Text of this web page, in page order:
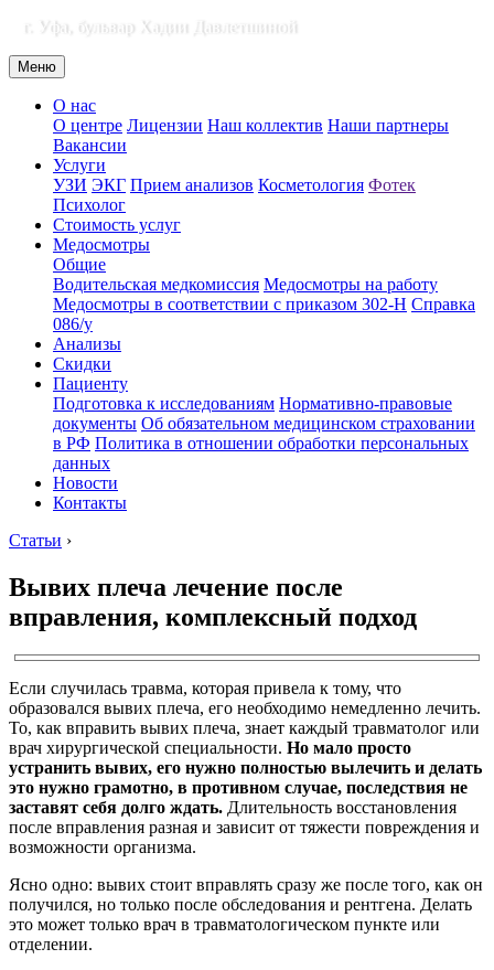
г. Уфа, бульвар Хадии Давлетшиной
Меню
О нас
О центре Лицензии Наш коллектив Наши партнеры
Вакансии
Услуги
УЗИ ЭКГ Прием анализов Косметология Фотек
Психолог
Стоимость услуг
Медосмотры
Общие
Водительская медкомиссия Медосмотры на работу
Медосмотры в соответствии с приказом 302-Н Справка
086/у
Анализы
Скидки
Пациенту
Подготовка к исследованиям Нормативно-правовые
документы Об обязательном медицинском страховании
в РФ Политика в отношении обработки персональных
данных
Новости
Контакты
Статьи ›
Вывих плеча лечение после
вправления, комплексный подход
Если случилась травма, которая привела к тому, что
образовался вывих плеча, его необходимо немедленно лечить.
То, как вправить вывих плеча, знает каждый травматолог или
врач хирургической специальности. Но мало просто
устранить вывих, его нужно полностью вылечить и делать
это нужно грамотно, в противном случае, последствия не
заставят себя долго ждать. Длительность восстановления
после вправления разная и зависит от тяжести повреждения и
возможности организма.
Ясно одно: вывих стоит вправлять сразу же после того, как он
получился, но только после обследования и рентгена. Делать
это может только врач в травматологическом пункте или
отделении.